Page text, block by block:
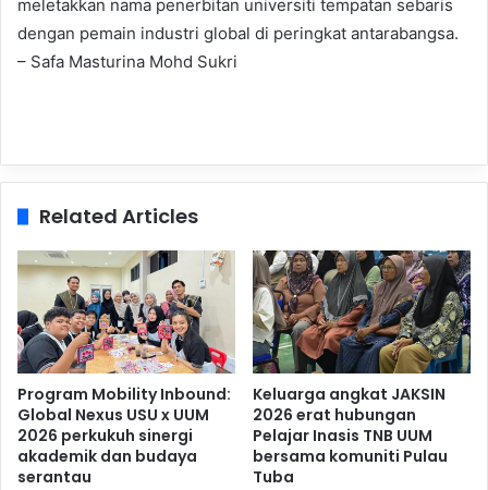
meletakkan nama penerbitan universiti tempatan sebaris
dengan pemain industri global di peringkat antarabangsa.
– Safa Masturina Mohd Sukri
Related Articles
Program Mobility Inbound:
Global Nexus USU x UUM
2026 perkukuh sinergi
akademik dan budaya
serantau
Keluarga angkat JAKSIN
2026 erat hubungan
Pelajar Inasis TNB UUM
bersama komuniti Pulau
Tuba